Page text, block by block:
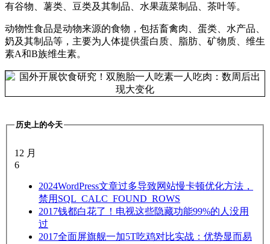
有谷物、薯类、豆类及其制品、水果蔬菜制品、茶叶等。
动物性食品是动物来源的食物，包括畜禽肉、蛋类、水产品、
奶及其制品等，主要为人体提供蛋白质、脂肪、矿物质、维生
素A和B族维生素。
历史上的今天
12 月
6
2024WordPress文章过多导致网站慢卡顿优化方法，
禁用SQL_CALC_FOUND_ROWS
2017钱都白花了！电视这些隐藏功能99%的人没用
过
2017全面屏旗舰一加5T吃鸡对比实战：优势显而易